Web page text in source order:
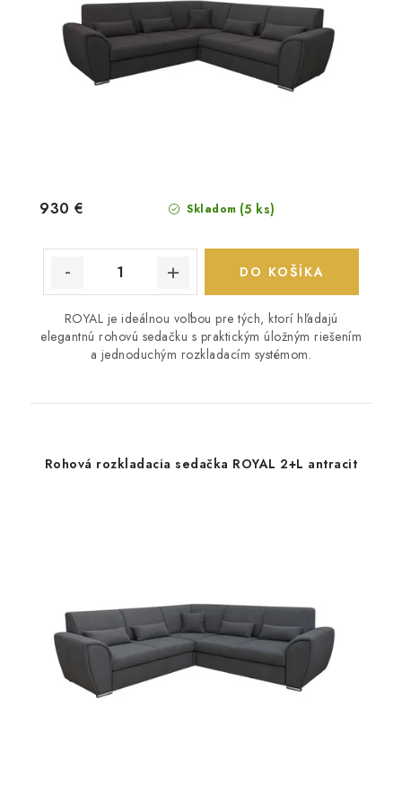
Skladom (5 ks)
930 €
DO KOŠÍKA
ROYAL je ideálnou voľbou pre tých, ktorí hľadajú
elegantnú rohovú sedačku s praktickým úložným riešením
a jednoduchým rozkladacím systémom.
Rohová rozkladacia sedačka ROYAL 2+L antracit